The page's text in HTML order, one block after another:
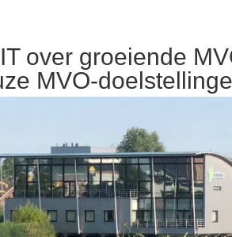
over groeiende
MVO-